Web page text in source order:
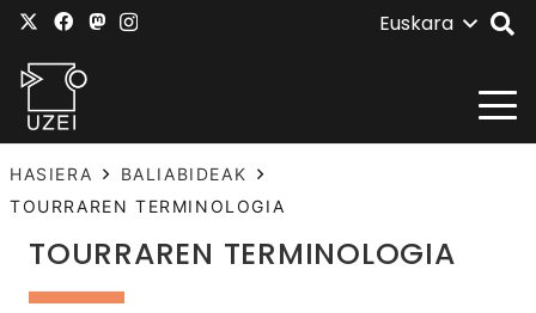
Euskara
HASIERA
BALIABIDEAK
TOURRAREN TERMINOLOGIA
TOURRAREN TERMINOLOGIA